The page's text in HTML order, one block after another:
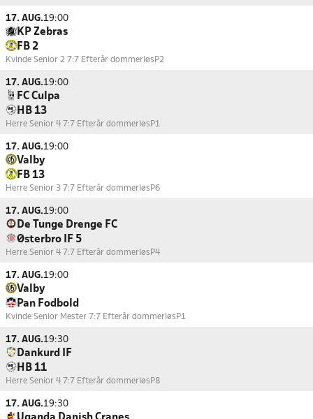
17. AUG.19:00
KP Zebras
FB 2
Kvinde Senior 2 7:7 Efterår dommerløs P2
17. AUG.19:00
FC Culpa
HB 13
Herre Senior 4 7:7 Efterår dommerløs P1
17. AUG.19:00
Valby
FB 13
Herre Senior 3 7:7 Efterår dommerløs P6
17. AUG.19:00
De Tunge Drenge FC
Østerbro IF 5
Herre Senior 4 7:7 Efterår dommerløs P4
17. AUG.19:00
Valby
Pan Fodbold
Kvinde Senior Mester 7:7 Efterår dommerløs P1
17. AUG.19:30
Dankurd IF
HB 11
Herre Senior 4 7:7 Efterår dommerløs P8
17. AUG.19:30